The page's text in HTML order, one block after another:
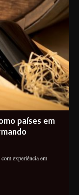
países em
experiência em